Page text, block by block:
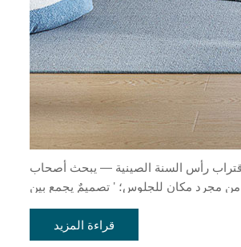
اقتراب رأس السنة الصينية — يبحث أصحاب
من مجرد مكان للجلوس؛ ' تصميمٌ يجمع بين
قراءة المزيد